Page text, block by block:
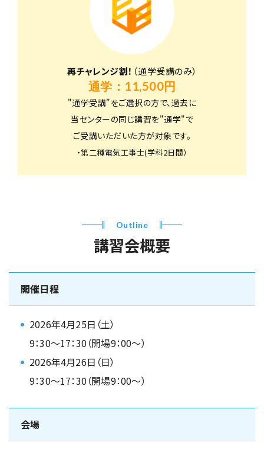
再チャレンジ割！ （通学受講のみ）
通学：11,500円
"通学受講"をご選択の方で、過去に
当センターの同じ講習を"通学"で
ご受講いただいた方が対象です。
・第二種電気工事士(学科2日間）
Outline
講習会概要
開催日程
2026年4月25日（土）
9：30～17：30（開場9：00～）
2026年4月26日（日）
9：30～17：30（開場9：00～）
会場